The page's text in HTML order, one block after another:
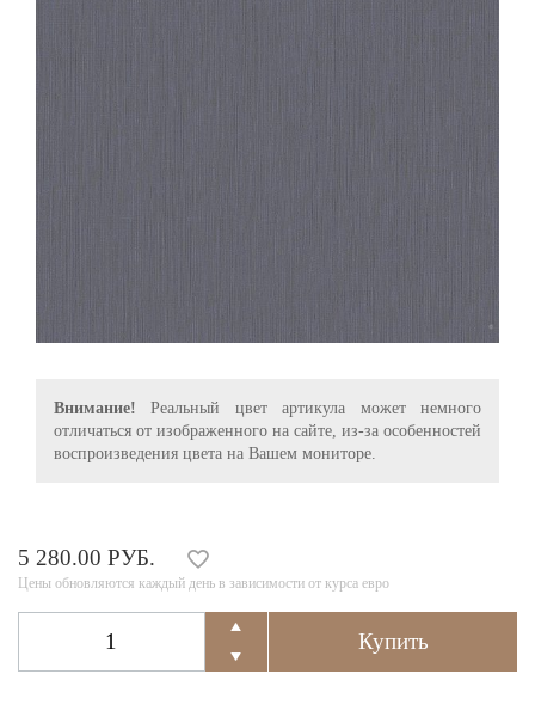
Внимание! Реальный цвет артикула может немного
отличаться от изображенного на сайте, из-за особенностей
воспроизведения цвета на Вашем мониторе.
5 280.00 РУБ.
Цены обновляются каждый день в зависимости от курса евро